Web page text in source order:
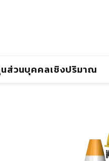
ส่วนบุคคลเชิงปริมาณ